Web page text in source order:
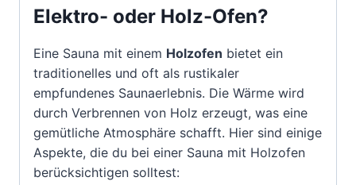
Elektro- oder Holz-Ofen?
Eine Sauna mit einem Holzofen bietet ein
traditionelles und oft als rustikaler
empfundenes Saunaerlebnis. Die Wärme wird
durch Verbrennen von Holz erzeugt, was eine
gemütliche Atmosphäre schafft. Hier sind einige
Aspekte, die du bei einer Sauna mit Holzofen
berücksichtigen solltest: